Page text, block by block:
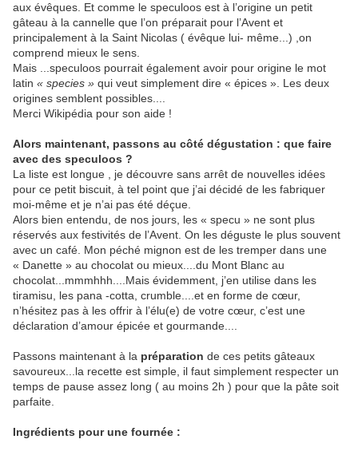
aux évêques. Et comme le speculoos est à l’origine un petit
gâteau à la cannelle que l’on préparait pour l’Avent et
principalement à la Saint Nicolas ( évêque lui- même...) ,on
comprend mieux le sens.
Mais ...speculoos pourrait également avoir pour origine le mot
latin « species » qui veut simplement dire « épices ». Les deux
origines semblent possibles....
Merci Wikipédia pour son aide !
Alors maintenant, passons au côté dégustation : que faire
avec des speculoos ?
La liste est longue , je découvre sans arrêt de nouvelles idées
pour ce petit biscuit, à tel point que j’ai décidé de les fabriquer
moi-même et je n’ai pas été déçue.
Alors bien entendu, de nos jours, les « specu » ne sont plus
réservés aux festivités de l’Avent. On les déguste le plus souvent
avec un café. Mon péché mignon est de les tremper dans une
« Danette » au chocolat ou mieux....du Mont Blanc au
chocolat...mmmhhh....Mais évidemment, j’en utilise dans les
tiramisu, les pana -cotta, crumble....et en forme de cœur,
n’hésitez pas à les offrir à l’élu(e) de votre cœur, c’est une
déclaration d’amour épicée et gourmande....
Passons maintenant à la préparation de ces petits gâteaux
savoureux...la recette est simple, il faut simplement respecter un
temps de pause assez long ( au moins 2h ) pour que la pâte soit
parfaite.
Ingrédients pour une fournée :